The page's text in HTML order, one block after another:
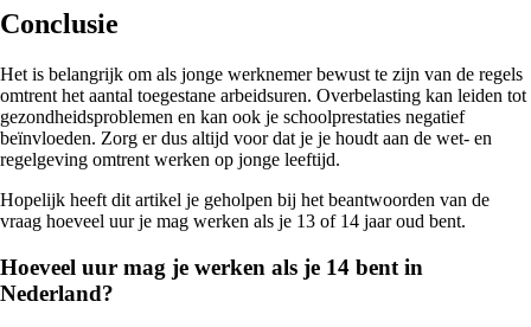
Conclusie
Het is belangrijk om als jonge werknemer bewust te zijn van de regels
omtrent het aantal toegestane arbeidsuren. Overbelasting kan leiden tot
gezondheidsproblemen en kan ook je schoolprestaties negatief
beïnvloeden. Zorg er dus altijd voor dat je je houdt aan de wet- en
regelgeving omtrent werken op jonge leeftijd.
Hopelijk heeft dit artikel je geholpen bij het beantwoorden van de
vraag hoeveel uur je mag werken als je 13 of 14 jaar oud bent.
Hoeveel uur mag je werken als je 14 bent in
Nederland?